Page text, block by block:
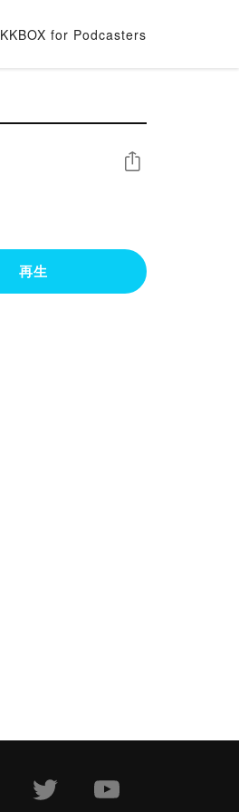
KKBOX for Podcasters
シェア
再生